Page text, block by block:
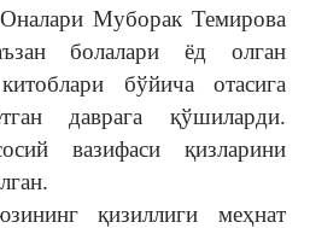
Муборак Темирова
болалари ёд олган
бўйича отасига
даврага қўшиларди.
вазифаси қизларини
қизиллиги меҳнат